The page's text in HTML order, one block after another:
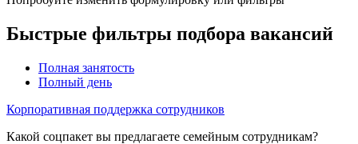
Быстрые фильтры подбора вакансий
Полная занятость
Полный день
Корпоративная поддержка сотрудников
Какой соцпакет вы предлагаете семейным сотрудникам?